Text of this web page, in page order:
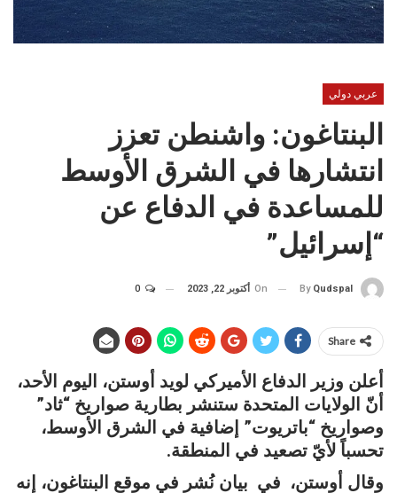
عربي دولي
البنتاغون: واشنطن تعزز
انتشارها في الشرق الأوسط
للمساعدة في الدفاع عن
“إسرائيل”
By Qudspal
On أكتوبر 22, 2023
Share
أعلن وزير الدفاع الأميركي لويد أوستن، اليوم الأحد،
أنّ الولايات المتحدة ستنشر بطارية صواريخ “ثاد”
وصواريخ “باتريوت” إضافية في الشرق الأوسط،
تحسباً لأيّ تصعيد في المنطقة.
وقال أوستن، في بيان نُشر في موقع البنتاغون، إنه